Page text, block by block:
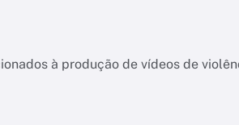
à produção de vídeos de